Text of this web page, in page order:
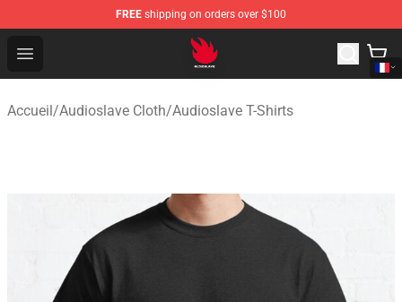
FREE shipping on orders over $100
Open menu
Audioslave Store - Official Audioslave Merchandise Shop
Accueil/Audioslave Cloth/Audioslave T-Shirts